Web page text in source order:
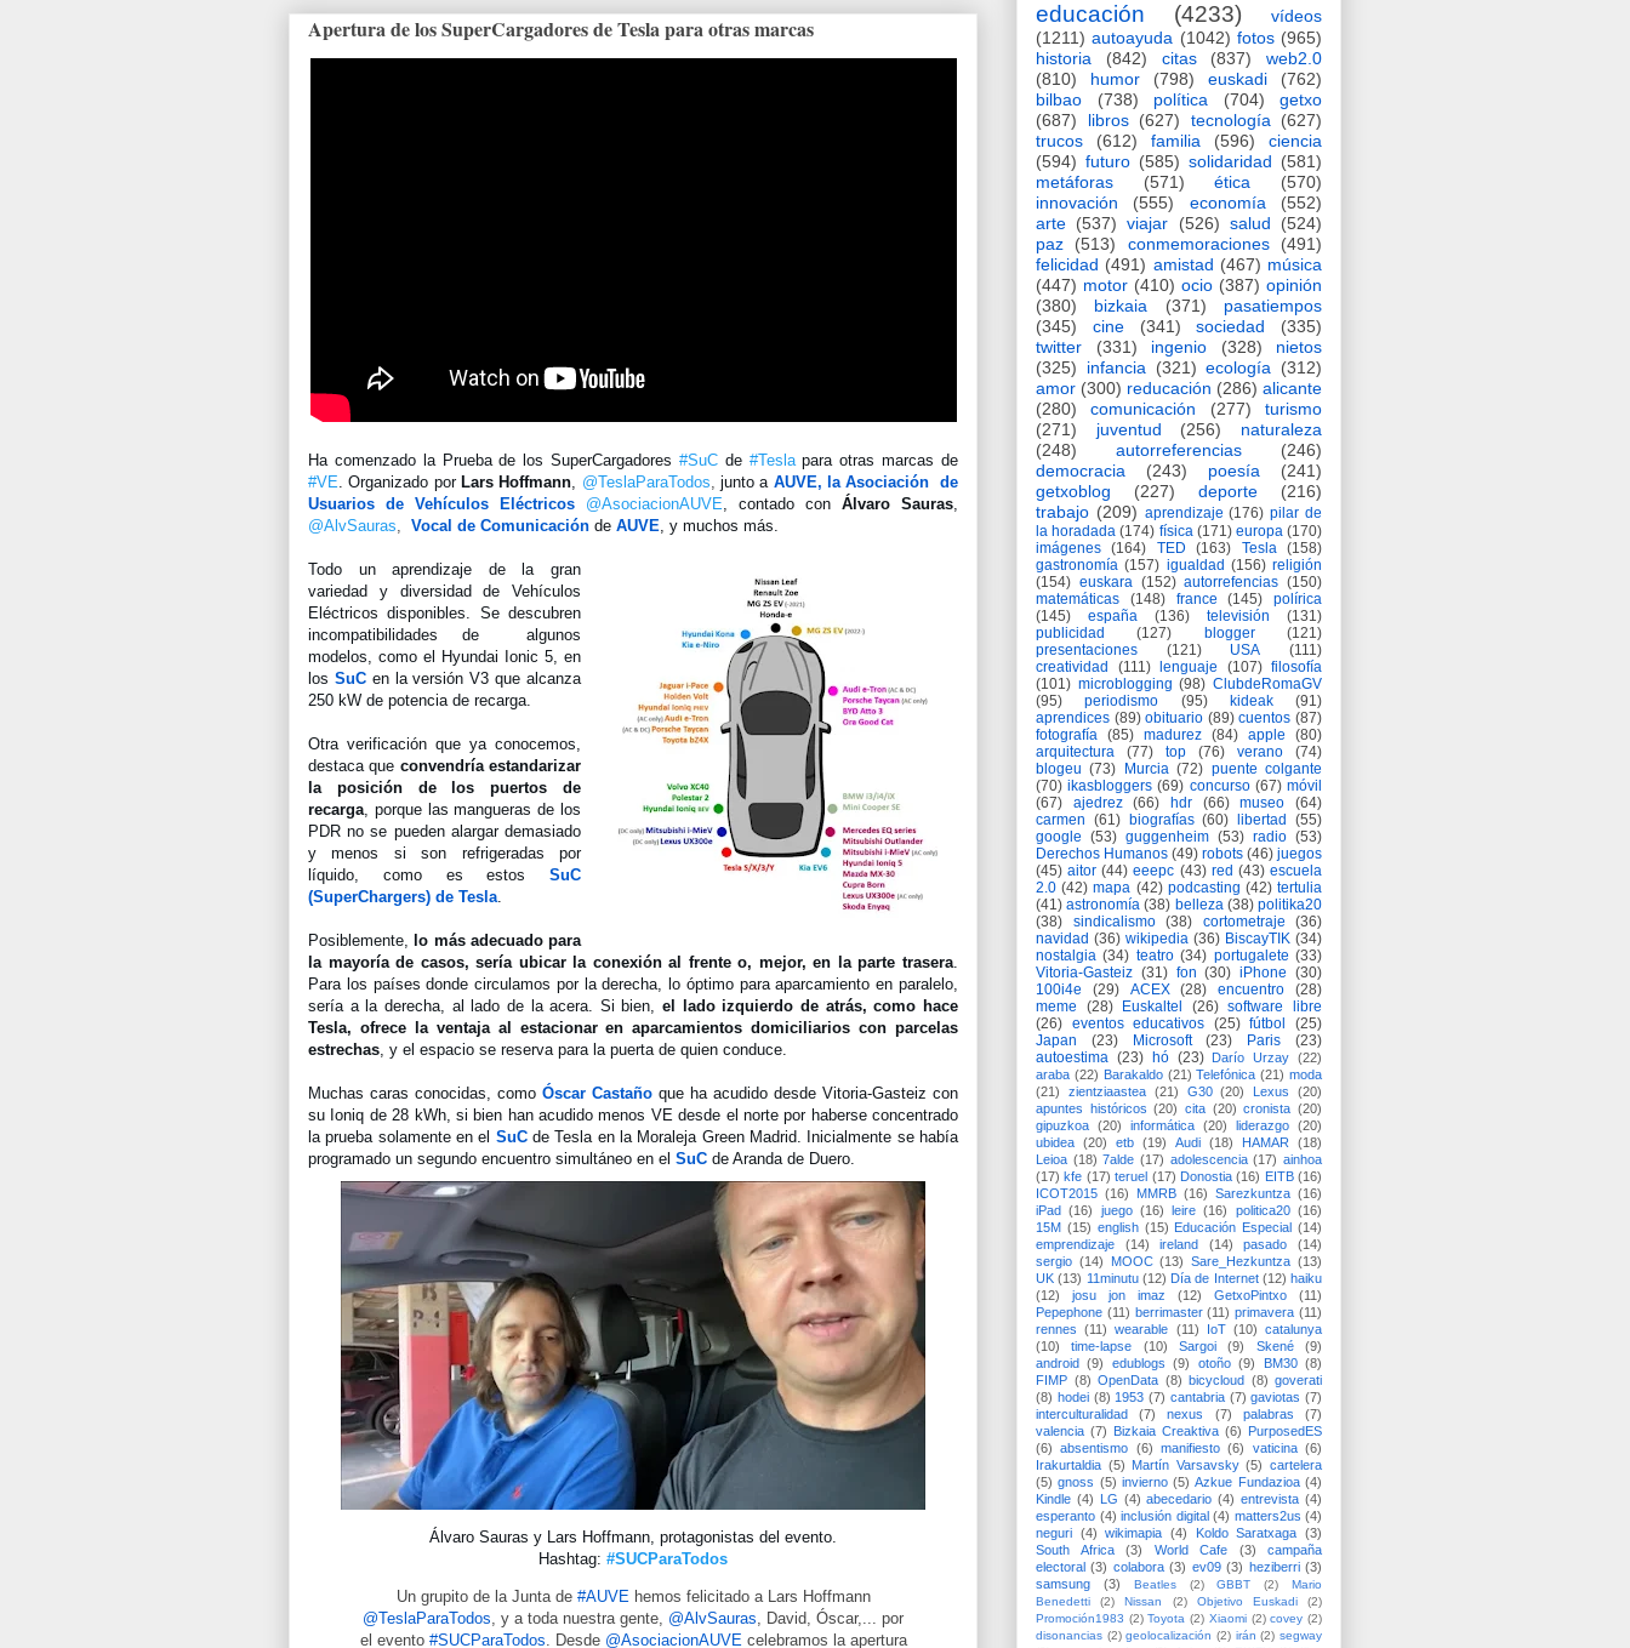
Apertura de los SuperCargadores de Tesla para otras marcas
Ha comenzado la Prueba de los SuperCargadores #SuC de #Tesla
#VE . Organizado por Lars Hoffmann @TeslaParaTodos ,junto a AUVE, la Asociación  de
Usuarios de Vehículos Eléctricos
@AsociacionAUVE , contado con Álvaro Sauras
@AlvSauras
Vocal de Comunicación de AUVE , y muchos más.
Todo un aprendizaje de la gran
variedad y diversidad de Vehículos
Eléctricos disponibles. Se descubren
incompatibilidades de
algunos
modelos, como el Hyundai Ionic 5, en
los SuC en la versión V3 que alcanza
250 kW de potencia de recarga.
Otra verificación que ya conocemos,
destaca que convendría estandarizar
la posición de los puertos de
recarga , porque las mangueras de los
PDR no se pueden alargar demasiado
y menos si son refrigeradas por
líquido, como es estos SuC
(SuperChargers) de Tesla
Posiblemente, lo más adecuado para
la mayoría de casos, sería ubicar la conexión al frente o, mejor, en la parte trasera
Para los países donde circulamos por la derecha, lo óptimo para aparcamiento en paralelo,
sería a la derecha, al lado de la acera. Si bien, el lado izquierdo de atrás, como hace
Tesla, ofrece la ventaja al estacionar en aparcamientos domiciliarios con parcelas
estrechas , y el espacio se reserva para la puerta de quien conduce.
Muchas caras conocidas, como Óscar Castaño que ha acudido desde Vitoria-Gasteiz con
su Ioniq de 28 kWh, si bien han acudido menos VE desde el norte por haberse concentrado
la prueba solamente en el SuC de Tesla en la Moraleja Green Madrid. Inicialmente se había
programado un segundo encuentro simultáneo en el SuC de Aranda de Duero.
Álvaro Sauras y Lars Hoffmann, protagonistas del evento.
Hashtag: #SUCParaTodos
Un grupito de la Junta de #AUVE hemos felicitado a Lars Hoffmann
@TeslaParaTodos , y a toda nuestra gente, @AlvSauras , David, Óscar,... por
el evento #SUCParaTodos . Desde @AsociacionAUVE celebramos la apertura
educación (4233)
vídeos
(1211) autoayuda (1042) fotos (965)
historia
(842) citas (837)
web2.0
(810)
humor (798) euskadi
(762)
bilbao
(738) política (704)
getxo
(687)
libros (627) tecnología
(627)
trucos
(612) familia (596)
ciencia
(594) futuro (585) solidaridad (581)
metáforas
(571) ética
(570)
innovación
(555) economía
(552)
arte (537) viajar (526) salud
(524)
paz
(513) conmemoraciones
(491)
felicidad (491) amistad (467) música
(447) motor (410) ocio (387) opinión
(380)
bizkaia (371)
pasatiempos
(345)
cine (341) sociedad
(335)
twitter
(331) ingenio (328)
nietos
(325)
infancia (321) ecología
(312)
amor (300) reducación (286) alicante
(280)
comunicación (277)
turismo
(271)
juventud (256)
naturaleza
(248)
autorreferencias
(246)
democracia
(243) poesía
(241)
getxoblog
(227) deporte
(216)
trabajo (209) aprendizaje (176) pilar de
la horadada (174) física (171) europa (170)
imágenes
(164) TED (163) Tesla
(158)
gastronomía (157) igualdad (156) religión
(154) euskara (152) autorrefencias (150)
matemáticas
(148) france (145)
polírica
(145)
españa (136) televisión
(131)
publicidad
(127) blogger
(121)
presentaciones
(121) USA
(111)
creatividad
(111) lenguaje (107) filosofía
(101) microblogging (98) ClubdeRomaGV
(95)
periodismo (95) kideak
(91)
aprendices (89) obituario (89) cuentos (87)
fotografía (85) madurez (84) apple
(80)
arquitectura
(77) top (76) verano
(74)
blogeu (73) Murcia (72) puente colgante
(70) ikasbloggers (69) concurso (67) móvil
(67)
ajedrez (66) hdr (66) museo
(64)
carmen (61) biografías (60) libertad
(55)
google (53) guggenheim (53) radio (53)
Derechos Humanos (49) robots (46) juegos
(45) aitor (44) eeepc (43) red (43) escuela
2.0 (42) mapa (42) podcasting (42) tertulia
(41) astronomía (38) belleza (38) politika20
(38)
sindicalismo (38) cortometraje
(36)
navidad (36) wikipedia (36) BiscayTIK (34)
nostalgia (34) teatro (34) portugalete (33)
Vitoria-Gasteiz (31) fon (30) iPhone (30)
100i4e
(29) ACEX (28) encuentro
(28)
meme
(28) Euskaltel (26) software libre
(26) eventos educativos (25) fútbol
(25)
Japan
(23) Microsoft (23) Paris
(23)
autoestima (23) hó (23) Darío Urzay (22)
araba (22) Barakaldo (21) Telefónica (21) moda
(21)
zientziaastea (21) G30 (20) Lexus
(20)
apuntes históricos (20) cita (20) cronista (20)
gipuzkoa (20) informática (20) liderazgo (20)
ubidea (20) etb (19) Audi (18) HAMAR
(18)
Leioa (18) 7alde (17) adolescencia (17) ainhoa
(17) kfe (17) teruel (17) Donostia (16) EITB (16)
ICOT2015 (16) MMRB (16) Sarezkuntza (16)
iPad (16) juego (16) leire (16) politica20 (16)
15M (15) english (15) Educación Especial (14)
emprendizaje
(14) ireland (14) pasado
(14)
sergio (14) MOOC (13) Sare_Hezkuntza (13)
UK (13) 11minutu (12) Día de Internet (12) haiku
(12)
josu jon imaz (12) GetxoPintxo
(11)
Pepephone (11) berrimaster (11) primavera (11)
rennes (11) wearable (11) IoT (10) catalunya
(10)
time-lapse (10) Sargoi (9) Skené
(9)
android (9) edublogs (9) otoño (9) BM30 (8)
FIMP (8) OpenData (8) bicycloud (8) goverati
(8) hodei (8) 1953 (7) cantabria (7) gaviotas (7)
interculturalidad
(7) nexus (7) palabras
(7)
valencia (7) Bizkaia Creaktiva (6) PurposedES
(6)
absentismo (6) manifiesto (6) vaticina (6)
Irakurtaldia (5) Martín Varsavsky (5) cartelera
(5) gnoss (5) invierno (5) Azkue Fundazioa (4)
Kindle (4) LG (4) abecedario (4) entrevista (4)
esperanto (4) inclusión digital (4) matters2us (4)
neguri (4) wikimapia (4) Koldo Saratxaga (3)
South Africa
(3) World Cafe (3)
campaña
electoral (3) colabora (3) ev09 (3) heziberri (3)
samsung
(3) Beatles (2) GBBT (2)
Mario
Benedetti
(2) Nissan (2) Objetivo Euskadi
(2)
Promoción1983 (2) Toyota (2) Xiaomi (2) covey (2)
disonancias (2) geolocalización (2) irán (2) segway